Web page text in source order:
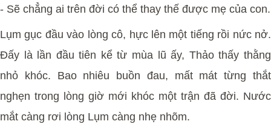
- Sẽ chẳng ai trên đời có thể thay thế được mẹ của con.
Lụm gục đầu vào lòng cô, hực lên một tiếng rồi nức nở.
Đấy là lần đầu tiên kể từ mùa lũ ấy, Thảo thấy thằng
nhỏ khóc. Bao nhiêu buồn đau, mất mát từng thắt
nghẹn trong lòng giờ mới khóc một trận đã đời. Nước
mắt càng rơi lòng Lụm càng nhẹ nhõm.